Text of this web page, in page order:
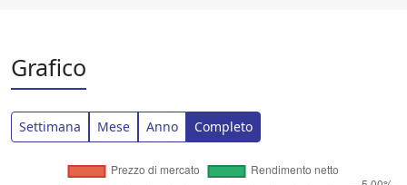
Grafico
Settimana Mese Anno Completo